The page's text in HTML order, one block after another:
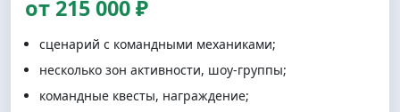
от 215 000 ₽
сценарий с командными механиками;
несколько зон активности, шоу-группы;
командные квесты, награждение;